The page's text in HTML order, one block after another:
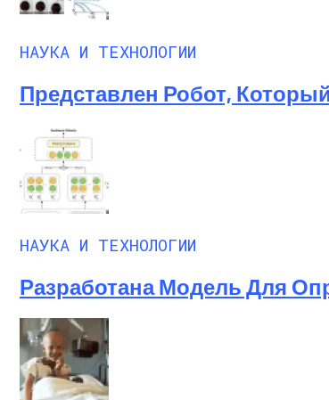
НАУКА И ТЕХНОЛОГИИ
Представлен Робот,
НАУКА И ТЕХНОЛОГИИ
Разработана Модель Для